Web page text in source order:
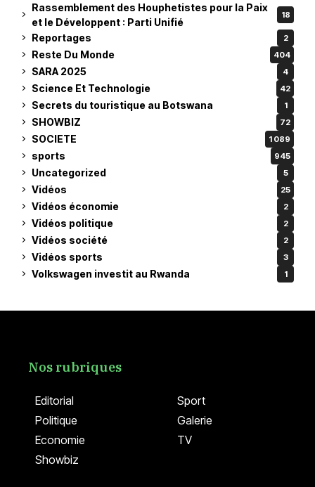
Rassemblement des Houphetistes pour la Paix
et le Développent : Parti Unifié
18
Reportages 2
Reste Du Monde 404
SARA 2025 4
Science Et Technologie 42
Secrets du touristique au Botswana 1
SHOWBIZ 72
SOCIETE 1 089
sports 945
Uncategorized 5
Vidéos 25
Vidéos économie 2
Vidéos politique 2
Vidéos société 2
Vidéos sports 3
Volkswagen investit au Rwanda 1
Editorial
Politique
Economie
Showbiz
Sport
Galerie
TV
Nos rubriques